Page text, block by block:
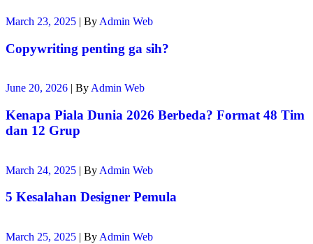
March 23, 2025 | By Admin Web
Copywriting penting ga sih?
June 20, 2026 | By Admin Web
Kenapa Piala Dunia 2026 Berbeda? Format 48 Tim
dan 12 Grup
March 24, 2025 | By Admin Web
5 Kesalahan Designer Pemula
March 25, 2025 | By Admin Web